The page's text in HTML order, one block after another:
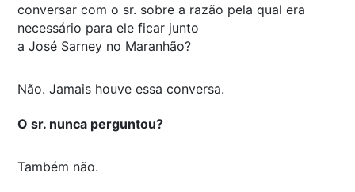
conversar com o sr. sobre a razão pela qual era
necessário para ele ficar junto
a José Sarney no Maranhão?
Não. Jamais houve essa conversa.
O sr. nunca perguntou?
Também não.